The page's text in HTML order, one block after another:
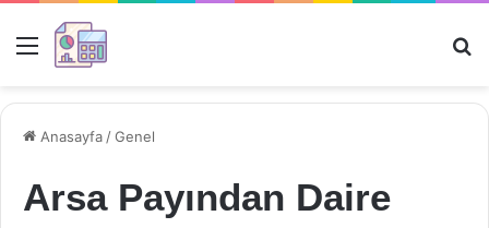
Menü
Anasayfa /Genel
Arsa Payından Daire